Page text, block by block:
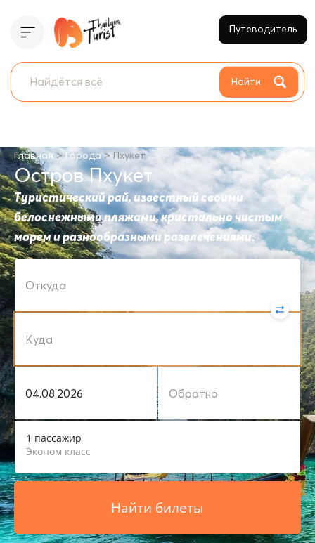
Найти
Путеводитель
Главная>Города>Пхукет
Остров Пхукет
Туристический рай, известный своими
белоснежными пляжами, кристально чистым
морем и разнообразными развлечениями.
1 пассажир
Эконом класс
Найти билеты